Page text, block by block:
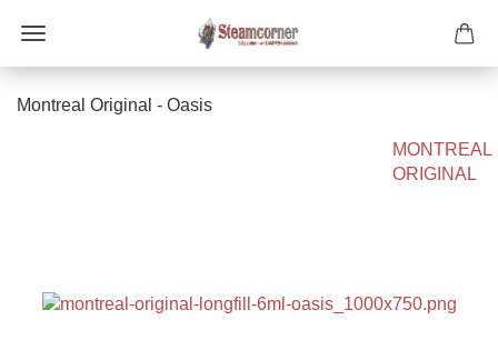
Montreal Original - Oasis
MONTREAL
ORIGINAL